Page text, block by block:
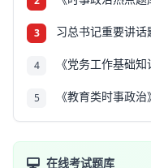
3 习总书记重要讲话
4 《党务工作基础
5 《教育类时事政
在线考试题库